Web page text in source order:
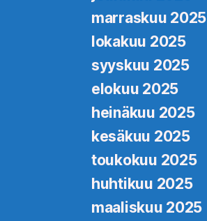
marraskuu 2025
lokakuu 2025
syyskuu 2025
elokuu 2025
heinäkuu 2025
kesäkuu 2025
toukokuu 2025
huhtikuu 2025
maaliskuu 2025